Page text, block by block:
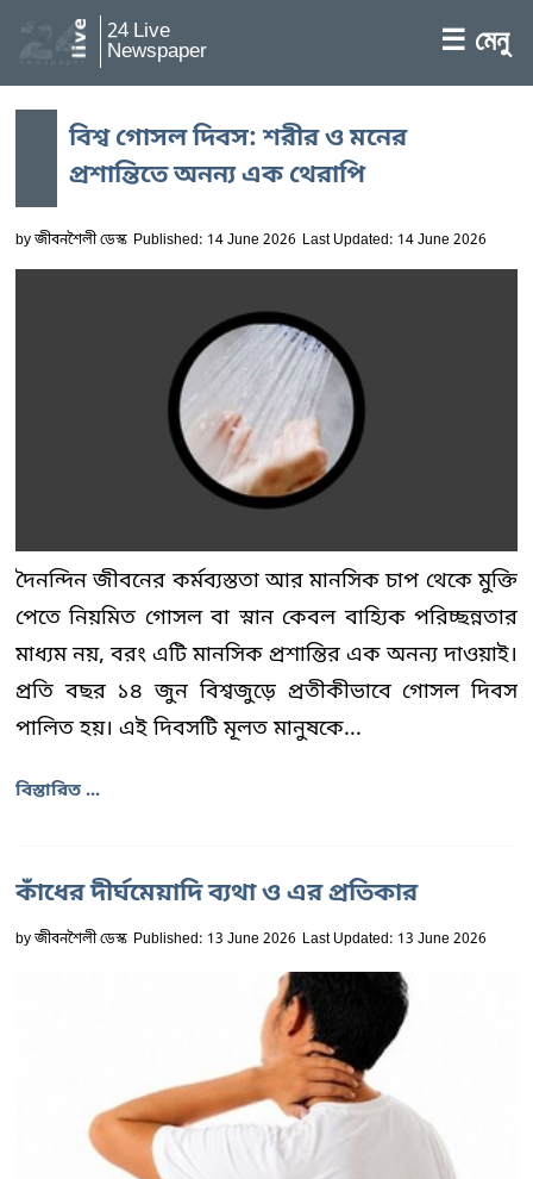
24 Live
Newspaper ☰ মেনু
বিশ্ব গোসল দিবস: শরীর ও মনের
প্রশান্তিতে অনন্য এক থেরাপি
byজীবনশৈলী ডেস্ক Published: 14 June 2026 Last Updated: 14 June 2026
দৈনন্দিন জীবনের কর্মব্যস্ততা আর মানসিক চাপ থেকে মুক্তি
পেতে নিয়মিত গোসল বা স্নান কেবল বাহ্যিক পরিচ্ছন্নতার
মাধ্যম নয়, বরং এটি মানসিক প্রশান্তির এক অনন্য দাওয়াই।
প্রতি বছর ১৪ জুন বিশ্বজুড়ে প্রতীকীভাবে গোসল দিবস
পালিত হয়। এই দিবসটি মূলত মানুষকে...
বিস্তারিত ...
কাঁধের দীর্ঘমেয়াদি ব্যথা ও এর প্রতিকার
byজীবনশৈলী ডেস্ক Published: 13 June 2026 Last Updated: 13 June 2026